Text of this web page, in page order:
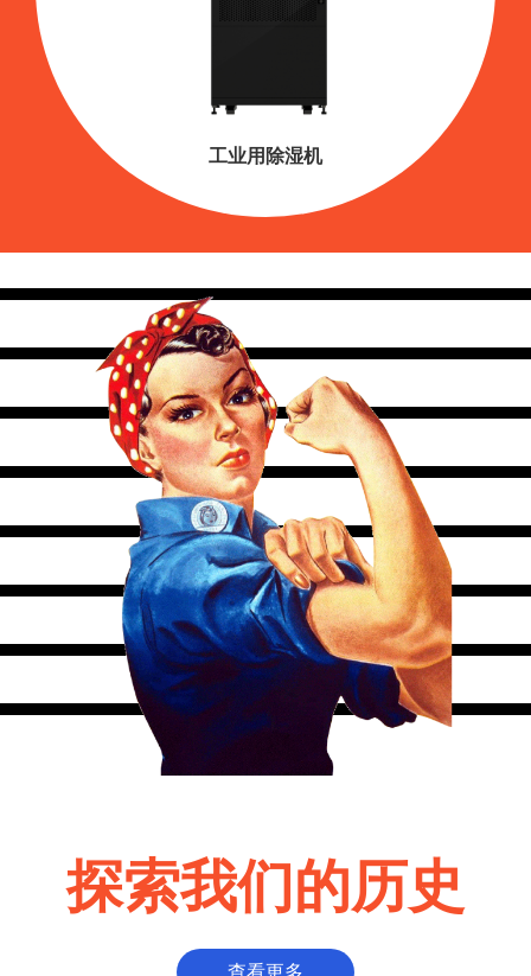
工业用除湿机
探索我们的历史
查看更多